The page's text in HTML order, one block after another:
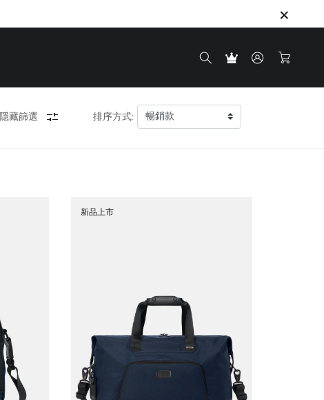
隱藏篩選 排序方式:
新品上市